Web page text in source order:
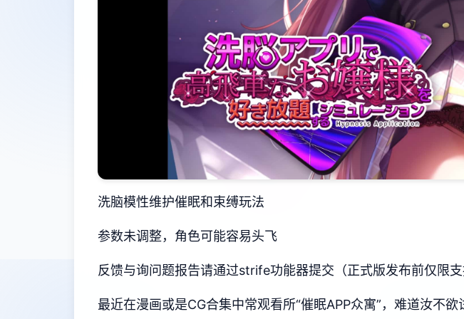
洗脑模性维护催眠和束缚玩法
参数未调整，角色可能容易头飞
反馈与询问题报告请通过strife功能器提交（正式版发布前仅限支
最近在漫画或是CG合集中常观看所“催眠APP众寓”，难道汝不